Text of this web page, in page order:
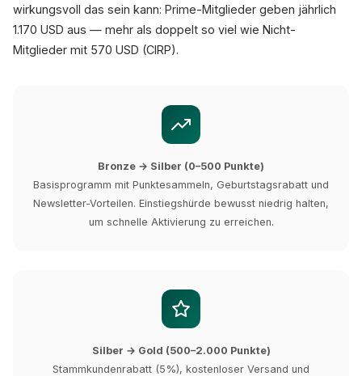
wirkungsvoll das sein kann: Prime-Mitglieder geben jährlich
1.170 USD aus — mehr als doppelt so viel wie Nicht-
Mitglieder mit 570 USD (CIRP).
Bronze → Silber (0–500 Punkte)
Basisprogramm mit Punktesammeln, Geburtstagsrabatt und
Newsletter-Vorteilen. Einstiegshürde bewusst niedrig halten,
um schnelle Aktivierung zu erreichen.
Silber → Gold (500–2.000 Punkte)
Stammkundenrabatt (5%), kostenloser Versand und